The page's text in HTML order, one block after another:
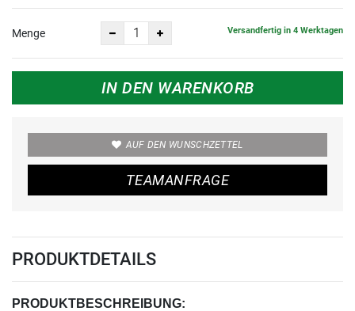
Menge Versandfertig in 4 Werktagen
IN DEN WARENKORB
AUF DEN WUNSCHZETTEL
TEAMANFRAGE
PRODUKTDETAILS
PRODUKTBESCHREIBUNG: